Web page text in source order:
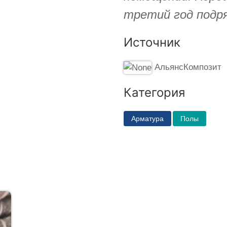
третий год
Источник
АльянсКомпозит
Категория
Арматура Полы